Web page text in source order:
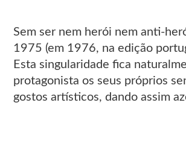
Sem ser nem herói nem anti-
1975 (em 1976, na edição
Esta singularidade fica
protagonista os seus próprios
gostos artísticos, dando assim